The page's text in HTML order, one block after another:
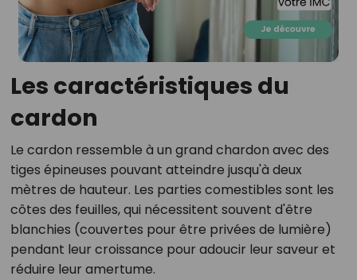
Les caractéristiques du
cardon
Le cardon ressemble à un grand chardon avec des
tiges épineuses pouvant atteindre jusqu'à deux
mètres de hauteur. Les parties comestibles sont les
côtes des feuilles, qui nécessitent souvent d'être
blanchies (couvertes pour être privées de lumière)
pendant leur croissance pour adoucir leur saveur et
réduire leur amertume.